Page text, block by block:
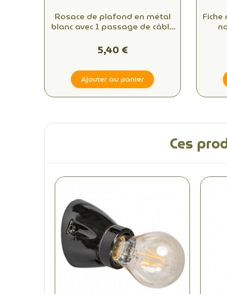
Rosace de plafond en métal
blanc avec 1 passage de câble
style
5,40 €
Ajouter au panier
Fiche
Ces